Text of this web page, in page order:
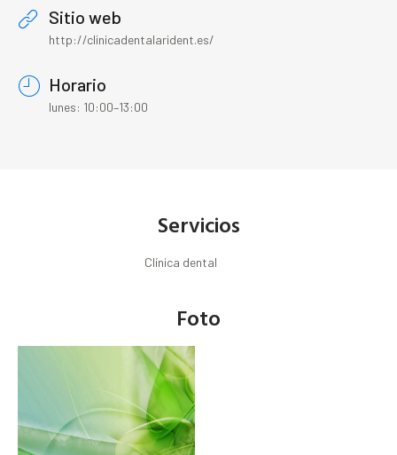
Sitio web
http://clinicadentalarident.es/
Horario
lunes: 10:00–13:00
Servicios
Clínica dental
Foto